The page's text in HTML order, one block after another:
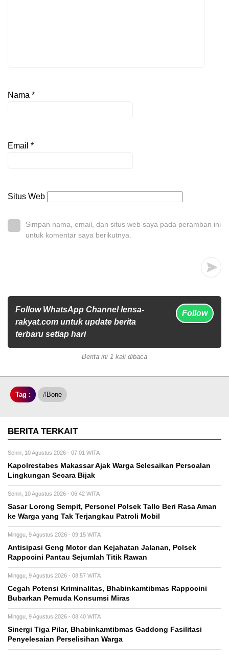
Nama *
Email *
Situs Web
Simpan nama, email, dan situs web saya pada peramban ini
untuk komentar saya berikutnya.
Follow WhatsApp Channel lensa-
rakyat.com untuk update berita
terbaru setiap hari
Follow
Berita ini 1 kali dibaca
Tag : #Bone
BERITA TERKAIT
Senin, 10 Agustus 2026 - 07:01 WITA
Kapolrestabes Makassar Ajak Warga Selesaikan Persoalan
Lingkungan Secara Bijak
Senin, 10 Agustus 2026 - 06:42 WITA
Sasar Lorong Sempit, Personel Polsek Tallo Beri Rasa Aman
ke Warga yang Tak Terjangkau Patroli Mobil
Minggu, 9 Agustus 2026 - 09:15 WITA
Antisipasi Geng Motor dan Kejahatan Jalanan, Polsek
Rappocini Pantau Sejumlah Titik Rawan
Minggu, 9 Agustus 2026 - 08:57 WITA
Cegah Potensi Kriminalitas, Bhabinkamtibmas Rappocini
Bubarkan Pemuda Konsumsi Miras
Minggu, 9 Agustus 2026 - 08:40 WITA
Sinergi Tiga Pilar, Bhabinkamtibmas Gaddong Fasilitasi
Penyelesaian Perselisihan Warga